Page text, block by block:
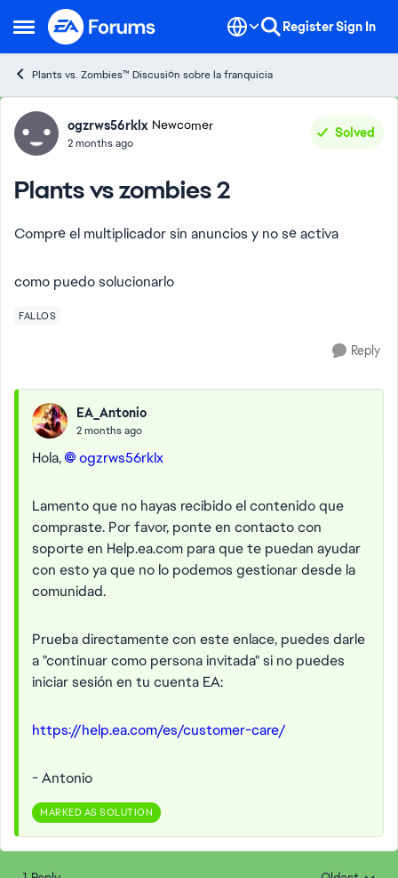
Open Side Menu
Skip to content RegisterSign In
Plants vs. Zombies™ Discusión sobre la franquicia
Forum Discussion
ogzrws56rklx Newcomer
2 months ago
Solved
Plants vs zombies 2
Compré el multiplicador sin anuncios y no sé activa
como puedo solucionarlo
FALLOS
Reply
EA_Antonio
2 months ago
Hola, ogzrws56rklx​
Lamento que no hayas recibido el contenido que
compraste. Por favor, ponte en contacto con
soporte en Help.ea.com para que te puedan ayudar
con esto ya que no lo podemos gestionar desde la
comunidad.
Prueba directamente con este enlace, puedes darle
a "continuar como persona invitada" si no puedes
iniciar sesión en tu cuenta EA:
https://help.ea.com/es/customer-care/
- Antonio
MARKED AS SOLUTION